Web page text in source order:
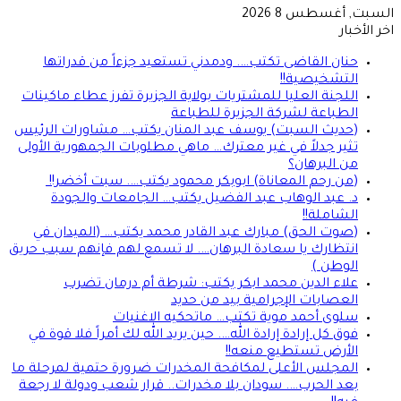
السبت, أغسطس 8 2026
اخر الأخبار
حنان القاضى تكتب…. ودمدني تستعيد جزءاً من قدراتها
التشخيصية!!
اللجنة العليا للمشتريات بولاية الجزيرة تفرز عطاء ماكينات
الطباعة لشركة الجزيرة للطباعة
(حديث السبت) يوسف عبد المنان يكتب… مشاورات الرئيس
تثير جدلاً في غير معترك… ماهي مطلوبات الجمهورية الأولى
من البرهان؟
(من رحم المعاناة) ابوبكر محمود يكتب…. سبت أخضر!!
د. عبد الوهاب عبد الفضيل يكتب… الجامعات والجودة
الشاملة!!
(صوت الحق) مبارك عبد القادر محمد يكتب… (الميدان في
انتظارك يا سعادة البرهان…. لا تسمع لهم فإنهم سبب حريق
الوطن )
علاء الدين محمد ابكر يكتب: شرطة أم درمان تضرب
العصابات الإجرامية بيد من حديد
سلوى أحمد موية تكتب… ماتحكيه الاغنيات
فوق كل إرادة إرادة الله…. حين يريد الله لك أمراً فلا قوة في
الأرض تستطيع منعه!!
المجلس الأعلى لمكافحة المخدرات ضرورة حتمية لمرحلة ما
بعد الحرب…. سودان بلا مخدرات.. قرار شعب ودولة لا رجعة